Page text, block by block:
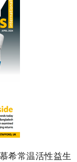
希常温活性益生